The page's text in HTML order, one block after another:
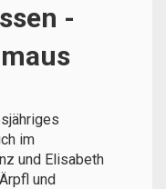
-
im
und Elisabeth
und